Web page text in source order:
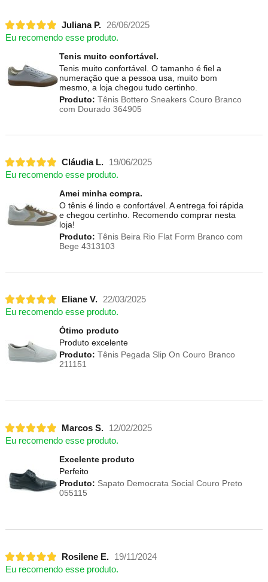
Juliana P.
26/06/2025
Eu recomendo esse produto.
Tenis muito confortável.
Tenis muito confortável. O tamanho é fiel a
numeração que a pessoa usa, muito bom
mesmo, a loja chegou tudo certinho.
Produto: Tênis Bottero Sneakers Couro Branco
com Dourado 364905
Cláudia L.
19/06/2025
Eu recomendo esse produto.
Amei minha compra.
O tênis é lindo e confortável. A entrega foi rápida
e chegou certinho. Recomendo comprar nesta
loja!
Produto: Tênis Beira Rio Flat Form Branco com
Bege 4313103
Eliane V.
22/03/2025
Eu recomendo esse produto.
Ótimo produto
Produto excelente
Produto: Tênis Pegada Slip On Couro Branco
211151
Marcos S.
12/02/2025
Eu recomendo esse produto.
Excelente produto
Perfeito
Produto: Sapato Democrata Social Couro Preto
055115
Rosilene E.
19/11/2024
Eu recomendo esse produto.